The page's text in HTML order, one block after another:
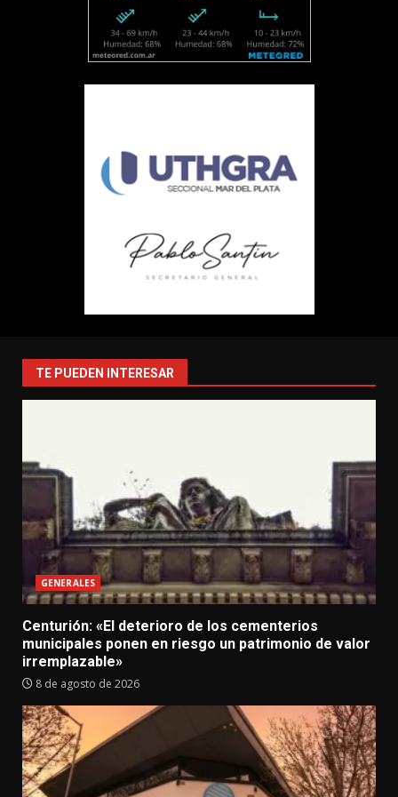
TE PUEDEN INTERESAR
GENERALES
Centurión: «El deterioro de los cementerios
municipales ponen en riesgo un patrimonio de valor
irremplazable»
8 de agosto de 2026